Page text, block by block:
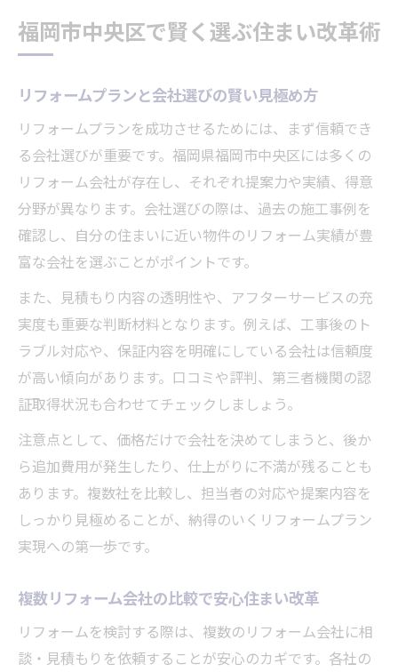
福岡市中央区で賢く選ぶ住まい改革術
リフォームプランと会社選びの賢い見極め方
リフォームプランを成功させるためには、まず信頼でき
る会社選びが重要です。福岡県福岡市中央区には多くの
リフォーム会社が存在し、それぞれ提案力や実績、得意
分野が異なります。会社選びの際は、過去の施工事例を
確認し、自分の住まいに近い物件のリフォーム実績が豊
富な会社を選ぶことがポイントです。
また、見積もり内容の透明性や、アフターサービスの充
実度も重要な判断材料となります。例えば、工事後のト
ラブル対応や、保証内容を明確にしている会社は信頼度
が高い傾向があります。口コミや評判、第三者機関の認
証取得状況も合わせてチェックしましょう。
注意点として、価格だけで会社を決めてしまうと、後か
ら追加費用が発生したり、仕上がりに不満が残ることも
あります。複数社を比較し、担当者の対応や提案内容を
しっかり見極めることが、納得のいくリフォームプラン
実現への第一歩です。
複数リフォーム会社の比較で安心住まい改革
リフォームを検討する際は、複数のリフォーム会社に相
談・見積もりを依頼することが安心のカギです。各社の